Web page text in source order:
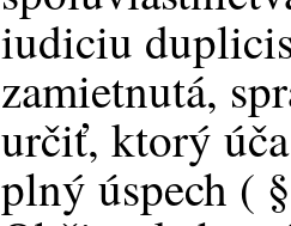
iudiciu
zamietnutá,
určiť, ktorý
plný úspech (